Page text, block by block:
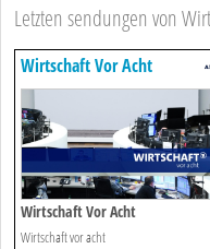
Letzten sendungen von
Wirtschaft Vor Acht
Wirtschaft Vor Acht
Wirtschaft vor acht